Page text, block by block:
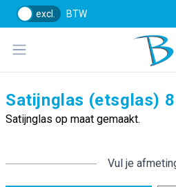
excl. BTW
Open menu
Bol
Satijnglas (etsglas) 8
Satijnglas op maat gemaakt.
Vul je